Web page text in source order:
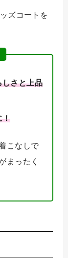
ズコートを
しさと上品
！
こなしで
まったく